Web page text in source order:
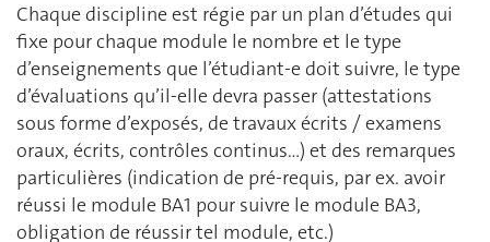
Chaque discipline est régie par un plan d’études qui
fixe pour chaque module le nombre et le type
d’enseignements que l’étudiant-e doit suivre, le type
d’évaluations qu’il-elle devra passer (attestations
sous forme d’exposés, de travaux écrits / examens
oraux, écrits, contrôles continus…) et des remarques
particulières (indication de pré-requis, par ex. avoir
réussi le module BA1 pour suivre le module BA3,
obligation de réussir tel module, etc.)